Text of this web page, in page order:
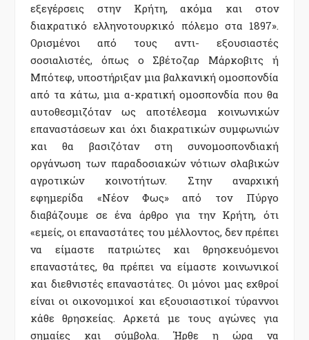
εξεγέρσεις στην Κρήτη, ακόμα και στον
διακρατικό ελληνοτουρκικό πόλεμο στα 1897».
Ορισμένοι από τους αντι- εξουσιαστές
σοσιαλιστές, όπως ο Σβέτοζαρ Μάρκοβιτς ή
Μπότεφ, υποστήριξαν μια βαλκανική ομοσπονδία
από τα κάτω, μια α-κρατική ομοσπονδία που θα
αυτοθεσμιζόταν ως αποτέλεσμα κοινωνικών
επαναστάσεων και όχι διακρατικών συμφωνιών
και θα βασιζόταν στη συνομοσπονδιακή
οργάνωση των παραδοσιακών νότιων σλαβικών
αγροτικών κοινοτήτων. Στην αναρχική
εφημερίδα «Νέον Φως» από τον Πύργο
διαβάζουμε σε ένα άρθρο για την Κρήτη, ότι
«εμείς, οι επαναστάτες του μέλλοντος, δεν πρέπει
να είμαστε πατριώτες και θρησκευόμενοι
επαναστάτες, θα πρέπει να είμαστε κοινωνικοί
και διεθνιστές επαναστάτες. Οι μόνοι μας εχθροί
είναι οι οικονομικοί και εξουσιαστικοί τύραννοι
κάθε θρησκείας. Αρκετά με τους αγώνες για
σημαίες και σύμβολα. Ήρθε η ώρα να